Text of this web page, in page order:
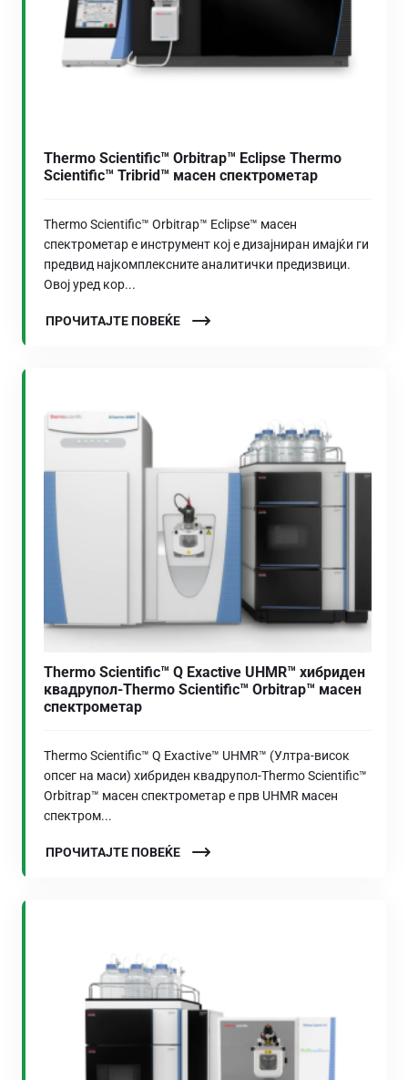
Thermo Scientific™ Orbitrap™ Eclipse Thermo
Scientific™ Tribrid™ масен спектрометар
Thermo Scientific™ Orbitrap™ Eclipse™ масен
спектрометар е инструмент кој е дизајниран имајќи ги
предвид најкомплексните аналитички предизвици.
Овој уред кор...
ПРОЧИТАЈТЕ ПОВЕЌЕ
Thermo Scientific™ Q Exactive UHMR™ хибриден
квадрупол-Thermo Scientific™ Orbitrap™ масен
спектрометар
Thermo Scientific™ Q Exactive™ UHMR™ (Ултра-висок
опсег на маси) хибриден квадрупол-Thermo Scientific™
Orbitrap™ масен спектрометар е прв UHMR масен
спектром...
ПРОЧИТАЈТЕ ПОВЕЌЕ